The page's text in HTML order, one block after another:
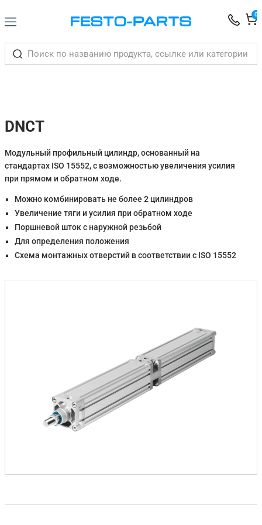
0
DNCT
Модульный профильный цилиндр, основанный на
стандартах ISO 15552, с возможностью увеличения усилия
при прямом и обратном ходе.
Можно комбинировать не более 2 цилиндров
Увеличение тяги и усилия при обратном ходе
Поршневой шток с наружной резьбой
Для определения положения
Схема монтажных отверстий в соответствии с ISO 15552